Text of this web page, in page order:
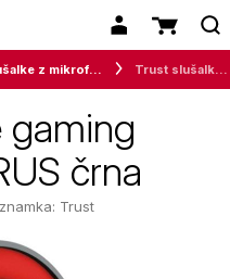
Slušalke z mikrofonom Trust slušalke gaming GXT323 CARUS črna
gaming
črna
Trust